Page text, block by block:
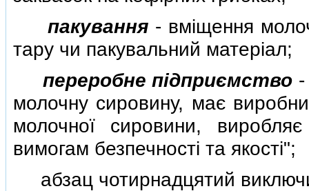
пакування - вмiщення
тару чи пакувальний матерiал;
переробне пiдприємство
молочну сировину, має
молочної сировини,
вимогам безпечностi та якостi";
абзац чотирнадцятий